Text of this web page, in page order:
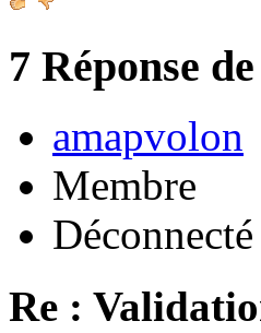
7 Réponse de
amapvolon
Membre
Déconnecté
Re :